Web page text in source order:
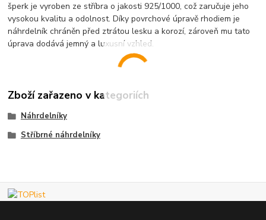
šperk je vyroben ze stříbra o jakosti 925/1000, což zaručuje jeho
vysokou kvalitu a odolnost. Díky povrchové úpravě rhodiem je
náhrdelník chráněn před ztrátou lesku a korozí, zároveň mu tato
úprava dodává jemný a luxusní vzhled.
Zboží zařazeno v kategoriích
Náhrdelníky
Stříbrné náhrdelníky